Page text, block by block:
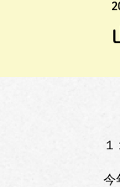
今